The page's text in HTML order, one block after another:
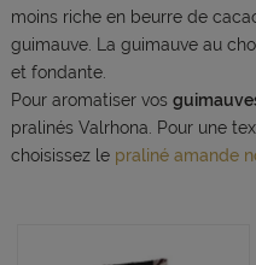
moins riche en beurre de
guimauve. La guimauve au
et fondante.
Pour aromatiser vos
pralinés Valrhona. Pour une
choisissez le praliné amande